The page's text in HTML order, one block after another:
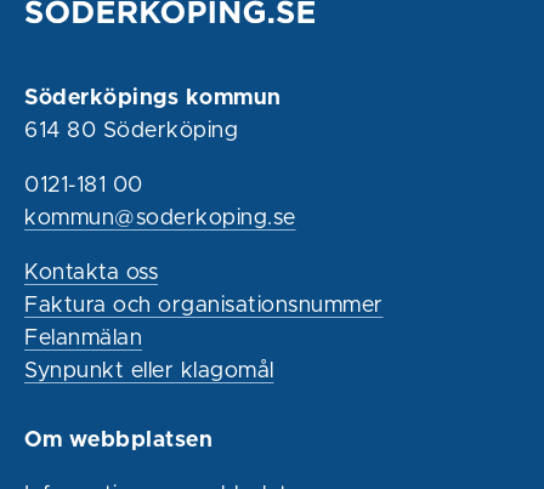
Söderköpings kommun
614 80 Söderköping
0121-181 00
kommun@soderkoping.se
Kontakta oss
Faktura och organisationsnummer
Felanmälan
Synpunkt eller klagomål
Om webbplatsen